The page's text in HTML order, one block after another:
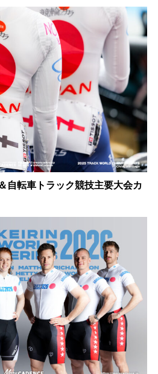
自転車トラック競技主要大会カ